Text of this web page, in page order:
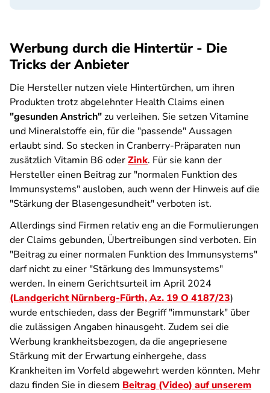
Werbung durch die Hintertür - Die
Tricks der Anbieter
Die Hersteller nutzen viele Hintertürchen, um ihren
Produkten trotz abgelehnter Health Claims einen
"gesunden Anstrich"zu verleihen. Sie setzen Vitamine
und Mineralstoffe ein, für die "passende" Aussagen
erlaubt sind. So stecken in Cranberry-Präparaten nun
zusätzlich Vitamin B6 oderZink. Für sie kann der
Hersteller einen Beitrag zur "normalen Funktion des
Immunsystems" ausloben, auch wenn der Hinweis auf die
"Stärkung der Blasengesundheit" verboten ist.
Allerdings sind Firmen relativ eng an die Formulierungen
der Claims gebunden, Übertreibungen sind verboten. Ein
"Beitrag zu einer normalen Funktion des Immunsystems"
darf nicht zu einer "Stärkung des Immunsystems"
werden. In einem Gerichtsurteil im April 2024
(Landgericht Nürnberg-Fürth, Az. 19 O 4187/23)
wurde entschieden, dass der Begriff "immunstark" über
die zulässigen Angaben hinausgeht. Zudem sei die
Werbung krankheitsbezogen, da die angepriesene
Stärkung mit der Erwartung einhergehe, dass
Krankheiten im Vorfeld abgewehrt werden könnten. Mehr
dazu finden Sie in diesem Beitrag (Video) auf unserem